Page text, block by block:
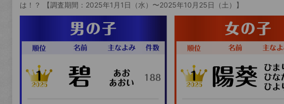
は！？ 【調査期間：2025年1月1日（水）〜2025年10月25日（土）】